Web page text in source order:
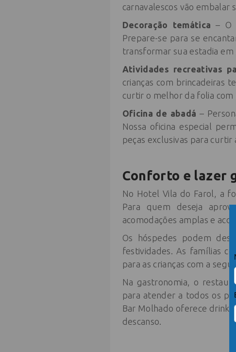
carnavalescos vão embalar
Decoração temática – O
Prepare-se para se
transformar sua estadia em
Atividades recreativas
crianças com brincadeiras
curtir o melhor da folia
Oficina de abadá –
Nossa oficina especial
peças exclusivas para curtir
Conforto e lazer
No Hotel Vila do Farol, a
Para quem deseja
acomodações amplas e
Os hóspedes podem
festividades. As famílias
para as crianças com a
Na gastronomia, o
para atender a todos os
Bar Molhado oferece
descanso.